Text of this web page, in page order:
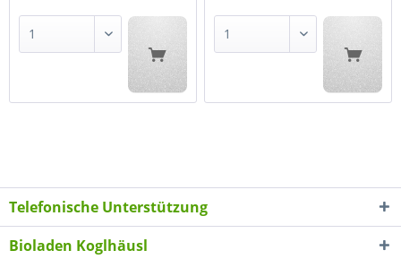
Telefonische Unterstützung
Bioladen Koglhäusl